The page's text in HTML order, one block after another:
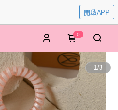
開啟APP
0
1/3